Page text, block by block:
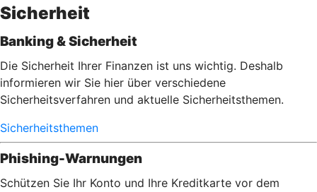
Sicherheit
Banking & Sicherheit
Die Sicherheit Ihrer Finanzen ist uns wichtig. Deshalb
informieren wir Sie hier über verschiedene
Sicherheitsverfahren und aktuelle Sicherheitsthemen.
Sicherheitsthemen
Phishing-Warnungen
Schützen Sie Ihr Konto und Ihre Kreditkarte vor dem